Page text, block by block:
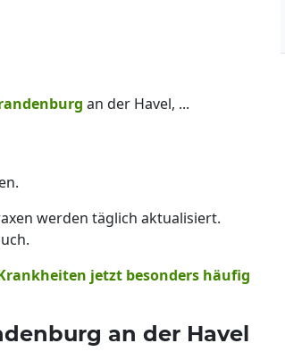
an der Havel, ...
werden täglich aktualisiert.
jetzt besonders häufig
an der Havel